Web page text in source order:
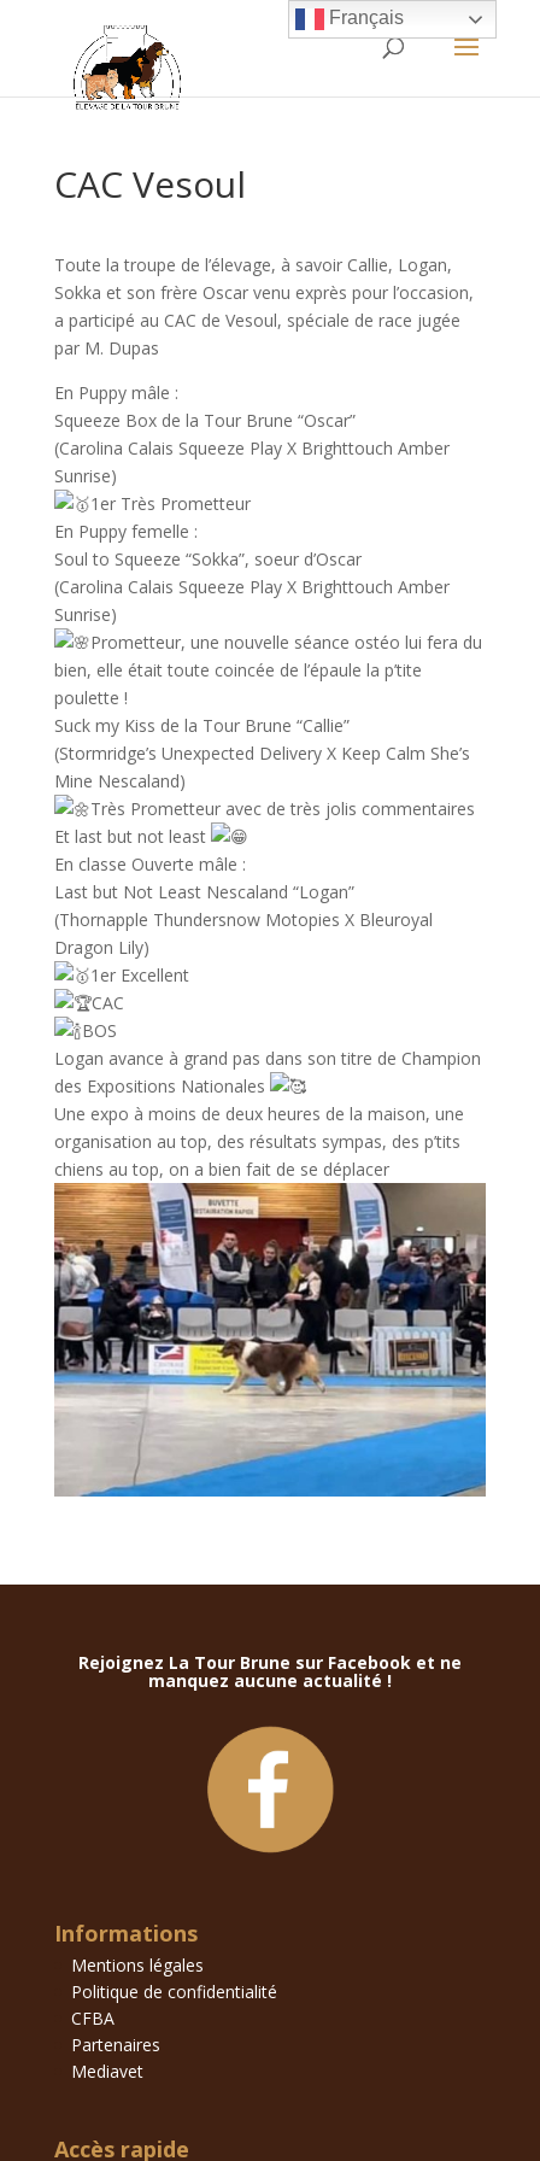
CAC Vesoul
Toute la troupe de l’élevage, à savoir Callie, Logan,
Sokka et son frère Oscar venu exprès pour l’occasion,
a participé au CAC de Vesoul, spéciale de race jugée
par M. Dupas
En Puppy mâle :
Squeeze Box de la Tour Brune “Oscar”
(Carolina Calais Squeeze Play X Brighttouch Amber
Sunrise)
1er Très Prometteur
En Puppy femelle :
Soul to Squeeze “Sokka”, soeur d’Oscar
(Carolina Calais Squeeze Play X Brighttouch Amber
Sunrise)
Prometteur, une nouvelle séance ostéo lui fera du
bien, elle était toute coincée de l’épaule la p’tite
poulette !
Suck my Kiss de la Tour Brune “Callie”
(Stormridge’s Unexpected Delivery X Keep Calm She’s
Mine Nescaland)
Très Prometteur avec de très jolis commentaires
Et last but not least
En classe Ouverte mâle :
Last but Not Least Nescaland “Logan”
(Thornapple Thundersnow Motopies X Bleuroyal
Dragon Lily)
1er Excellent
CAC
BOS
Logan avance à grand pas dans son titre de Champion
des Expositions Nationales
Une expo à moins de deux heures de la maison, une
organisation au top, des résultats sympas, des p’tits
chiens au top, on a bien fait de se déplacer
Rejoignez La Tour Brune sur Facebook et ne
manquez aucune actualité !
Informations
Mentions légales
Politique de confidentialité
CFBA
Partenaires
Mediavet
Accès rapide
Français